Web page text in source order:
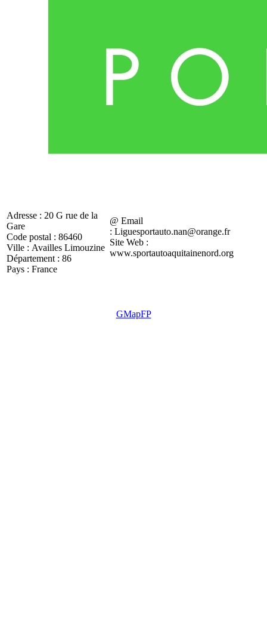
Adresse : 20 G rue de la
Gare
Code postal : 86460
Ville : Availles Limouzine
Département : 86
Pays : France
@ Email
: Liguesportauto.nan@orange.fr
Site Web :
www.sportautoaquitainenord.org
GMapFP